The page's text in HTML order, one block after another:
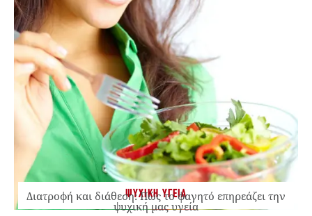
ΨΥΧΙΚΗ ΥΓΕΙΑ
Διατροφή και διάθεση: Πώς το φαγητό επηρεάζει την
ψυχική μας υγεία